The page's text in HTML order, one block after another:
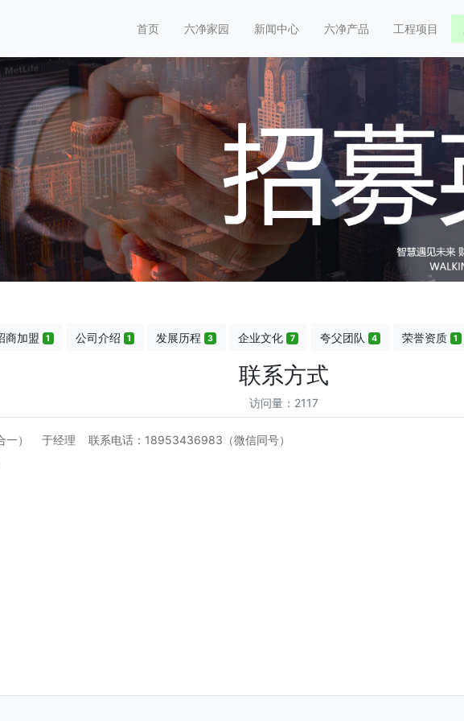
首页 六净家园 新闻中心 六净产品 工程项目
商加盟 1 公司介绍 1 发展历程 3 企业文化 7 夸父团队 4 荣誉资质 1
联系方式
访问量：2117
一） 于经理 联系电话：18953436983（微信同号）